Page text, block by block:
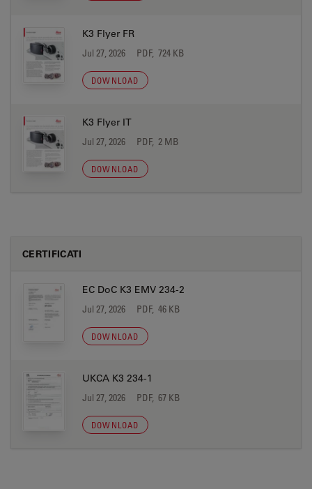
K3 Flyer FR
Jul 27, 2026 PDF, 724 KB
DOWNLOAD
K3 Flyer IT
Jul 27, 2026 PDF, 2 MB
DOWNLOAD
CERTIFICATI
EC DoC K3 EMV 234-2
Jul 27, 2026 PDF, 46 KB
DOWNLOAD
UKCA K3 234-1
Jul 27, 2026 PDF, 67 KB
DOWNLOAD